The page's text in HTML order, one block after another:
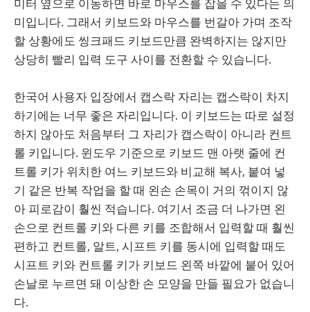
미터 옆으로 이동하면 바로 마우스를 잡을 수 있다는 의
미입니다. 그래서 키보드와 마우스를 번갈아 가며 조작
할 상황에도 씽크패드 키보드만큼 완벽하지는 않지만
상당히 빨리 입력 도구 사이를 전환할 수 있습니다.
한국어 사용자 입장에서 캡스락 자리는 캡스락이 차지
하기에는 너무 좋은 자리입니다. 이 키보드는 따로 설정
하지 않아도 처음부터 그 자리가 캡스락이 아니라 컨트
롤 키입니다. 윈도우 기준으로 키보드 맨 아랫 줄에 컨
트롤 키가 위치한 여느 키보드와 비교해 복사, 붙여 넣
기 같은 반복 작업을 할 때 왼손 손목이 거의 꺾이지 않
아 피로감이 훨씬 적습니다. 여기서 조금 더 나가면 왼
손으로 컨트롤 키와 다른 키를 조합해서 입력할 때 훨씬
편하고 컨트롤, 알트, 시프트 키를 동시에 입력할 때도
시프트 키와 컨트롤 키가 키보드 왼쪽 바깥에 붙어 있어
손날로 누르면 돼 이상한 손 모양을 만들 필요가 없습니
다.